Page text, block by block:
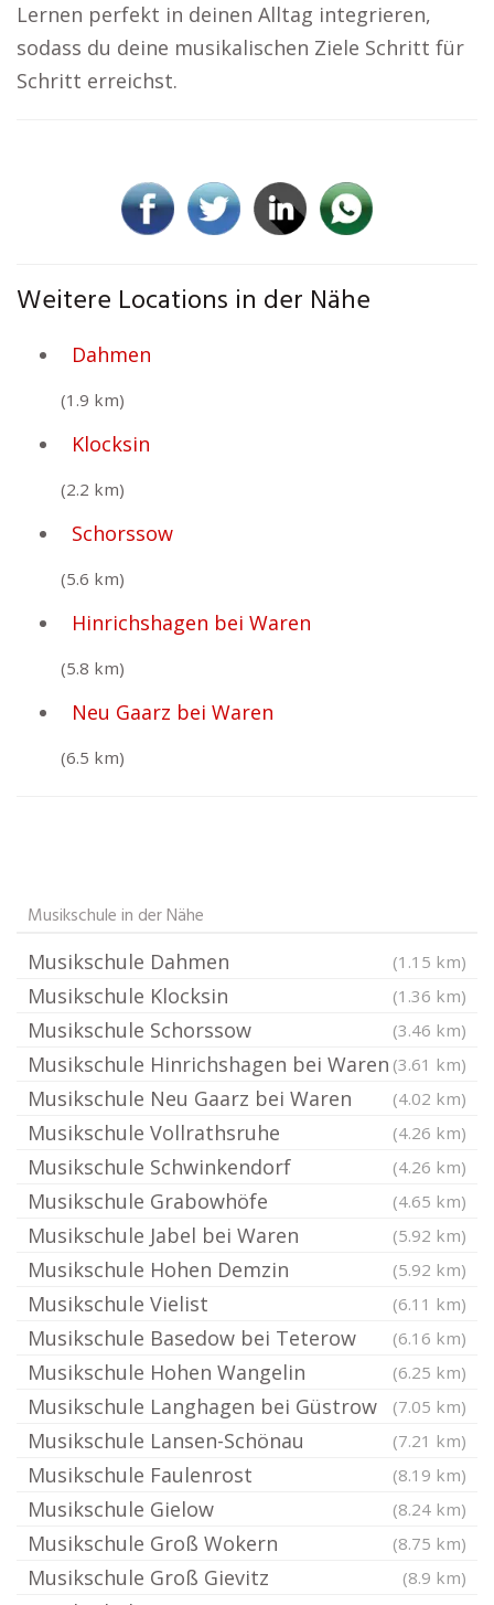
Lernen perfekt in deinen Alltag integrieren,
sodass du deine musikalischen Ziele Schritt für
Schritt erreichst.
Weitere Locations in der Nähe
Dahmen
(1.9 km)
Klocksin
(2.2 km)
Schorssow
(5.6 km)
Hinrichshagen bei Waren
(5.8 km)
Neu Gaarz bei Waren
(6.5 km)
Musikschule in der Nähe
Musikschule Dahmen (1.15 km)
Musikschule Klocksin (1.36 km)
Musikschule Schorssow (3.46 km)
Musikschule Hinrichshagen bei Waren (3.61 km)
Musikschule Neu Gaarz bei Waren (4.02 km)
Musikschule Vollrathsruhe (4.26 km)
Musikschule Schwinkendorf (4.26 km)
Musikschule Grabowhöfe (4.65 km)
Musikschule Jabel bei Waren (5.92 km)
Musikschule Hohen Demzin (5.92 km)
Musikschule Vielist (6.11 km)
Musikschule Basedow bei Teterow (6.16 km)
Musikschule Hohen Wangelin (6.25 km)
Musikschule Langhagen bei Güstrow (7.05 km)
Musikschule Lansen-Schönau (7.21 km)
Musikschule Faulenrost (8.19 km)
Musikschule Gielow (8.24 km)
Musikschule Groß Wokern (8.75 km)
Musikschule Groß Gievitz (8.9 km)